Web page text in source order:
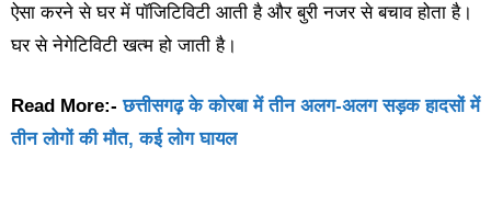
ऐसा करने से घर में पॉजिटिविटी आती है और बुरी नजर से बचाव होता है।
घर से नेगेटिविटी खत्म हो जाती है।
Read More:-छत्तीसगढ़ के कोरबा में तीन अलग-अलग सड़क हादसों में
तीन लोगों की मौत, कई लोग घायल